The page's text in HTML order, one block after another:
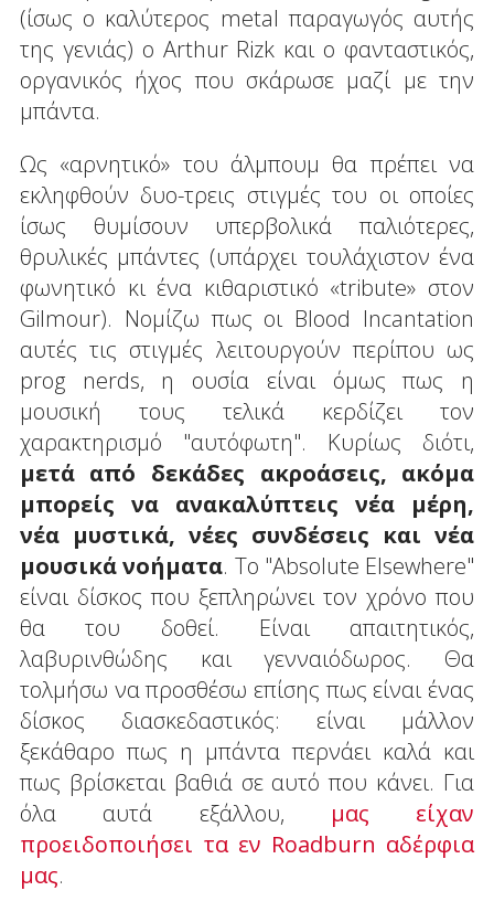
(ίσως ο καλύτερος metal παραγωγός αυτής
της γενιάς) ο Arthur Rizk και ο φανταστικός,
οργανικός ήχος που σκάρωσε μαζί με την
μπάντα.
Ως «αρνητικό» του άλμπουμ θα πρέπει να
εκληφθούν δυο-τρεις στιγμές του οι οποίες
ίσως θυμίσουν υπερβολικά παλιότερες,
θρυλικές μπάντες (υπάρχει τουλάχιστον ένα
φωνητικό κι ένα κιθαριστικό «tribute» στον
Gilmour). Νομίζω πως οι Blood Incantation
αυτές τις στιγμές λειτουργούν περίπου ως
prog nerds, η ουσία είναι όμως πως η
μουσική τους τελικά κερδίζει τον
χαρακτηρισμό "αυτόφωτη". Κυρίως διότι,
μετά από δεκάδες ακροάσεις, ακόμα
μπορείς να ανακαλύπτεις νέα μέρη,
νέα μυστικά, νέες συνδέσεις και νέα
μουσικά νοήματα. Το "Absolute Elsewhere"
είναι δίσκος που ξεπληρώνει τον χρόνο που
θα του δοθεί. Είναι απαιτητικός,
λαβυρινθώδης και γενναιόδωρος. Θα
τολμήσω να προσθέσω επίσης πως είναι ένας
δίσκος διασκεδαστικός: είναι μάλλον
ξεκάθαρο πως η μπάντα περνάει καλά και
πως βρίσκεται βαθιά σε αυτό που κάνει. Για
όλα αυτά εξάλλου, μας είχαν
προειδοποιήσει τα εν Roadburn αδέρφια
μας.